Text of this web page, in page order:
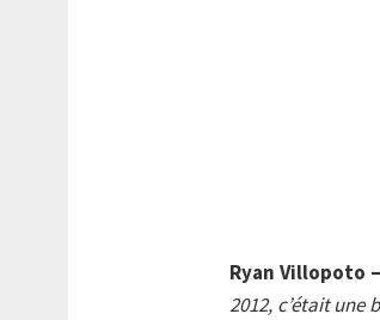
Ryan Villopoto
2012, c’était une